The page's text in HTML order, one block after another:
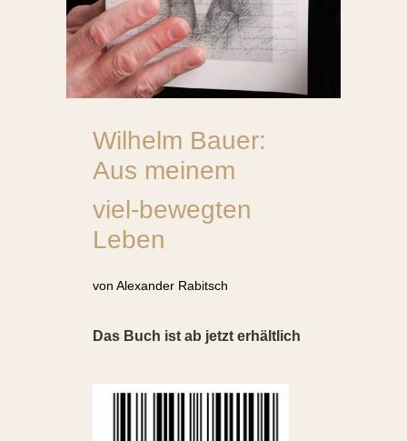
Wilhelm Bauer:
Aus meinem
viel-bewegten
Leben
von Alexander Rabitsch
Das Buch ist ab jetzt erhältlich